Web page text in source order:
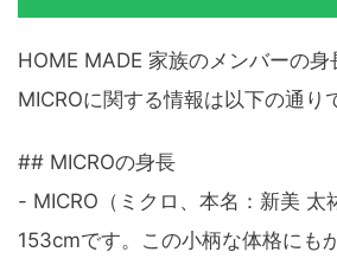
HOME MADE 家族のメンバーの身
MICROに関する情報は以下の通り
## MICROの身長
- MICRO（ミクロ、本名：新美 太
153cmです。この小柄な体格にも